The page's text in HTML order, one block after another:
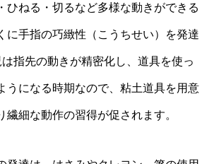
ひねる・切るなど多様な動きができる
に手指の巧緻性（こうちせい）を発達
指先の動きが精密化し、道具を使っ
うになる時期なので、粘土道具を用意
繊細な動作の習得が促されます。